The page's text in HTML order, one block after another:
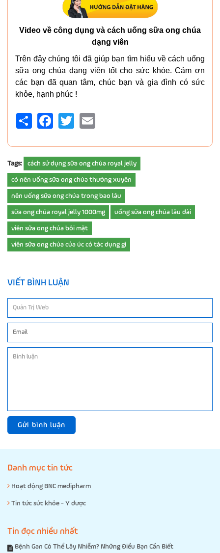
Video về công dụng và cách uống sữa ong chúa
dạng viên
Trên đây chúng tôi đã giúp bạn tìm hiểu về cách uống
sữa ong chúa dạng viên tốt cho sức khỏe. Cảm ơn
các bạn đã quan tâm, chúc bạn và gia đình có sức
khỏe, hạnh phúc !
Share FacebookTwitter
Tags: cách sử dụng sữa ong chúa royal jelly
có nên uống sữa ong chúa thường xuyên
nên uống sữa ong chúa trong bao lâu
sữa ong chúa royal jelly 1000mg uống sữa ong chúa lâu dài
viên sữa ong chúa bôi mặt
viên sữa ong chúa của úc có tác dụng gì
VIẾT BÌNH LUẬN
Gửi bình luận
Danh mục tin tức
Hoạt động BNC medipharm
Tin tức sức khỏe - Y dược
Tin đọc nhiều nhất
Bệnh Gan Có Thể Lây Nhiễm? Những Điều Bạn Cần Biết